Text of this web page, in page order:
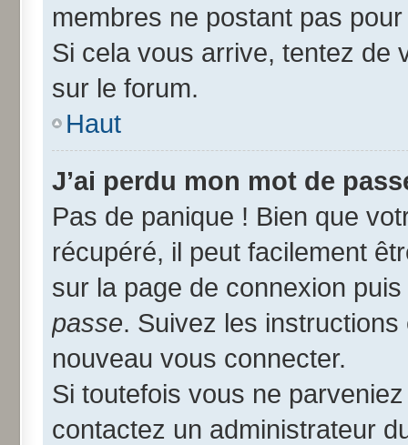
membres ne postant pas
Si cela vous arrive, tentez de
sur le forum.
Haut
J’ai perdu mon mot de
Pas de panique ! Bien que
récupéré, il peut facilement
sur la page de connexion
passe. Suivez les
nouveau vous connecter.
Si toutefois vous ne
contactez un administrateur